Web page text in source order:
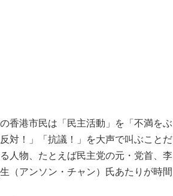
香港市民は「民主活動」を「不満をぶ
対！」「抗議！」を大声で叫ぶことだ
人物、たとえば民主党の元・党首、李
（アンソン・チャン）氏あたりが時間